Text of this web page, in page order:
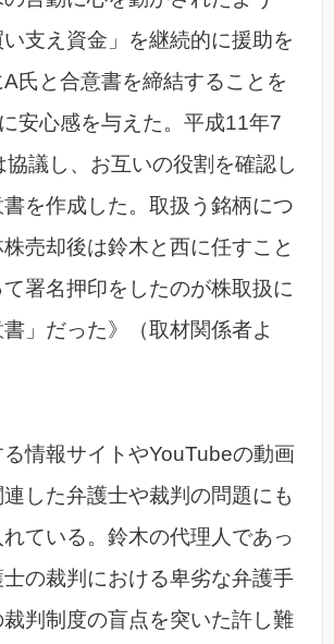
支え資金」を継続的に援助を
氏と合意書を締結することを
安心感を与えた。平成11年7
協議し、お互いの役割を確認し
を作成した。取扱う銘柄につ
売却後は鈴木と西に任すこと
署名押印をしたのが株取扱に
」だった》（取材関係者よ
る情報サイトやYouTubeの動画
した弁護士や裁判の問題にも
ている。鈴木の代理人であっ
の裁判における卑劣な弁護手
判制度の盲点を突いた許し難